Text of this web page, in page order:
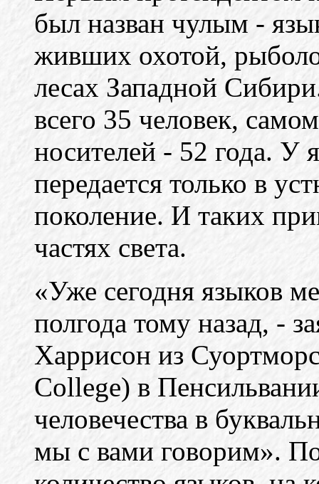
был назван чулым -
живших охотой,
лесах Западной
всего 35 человек,
носителей - 52 года. У
передается только в
поколение. И таких
частях света.
«Уже сегодня языков
полгода тому назад, -
Харрисон из
College) в
человечества в
мы с вами говорим».